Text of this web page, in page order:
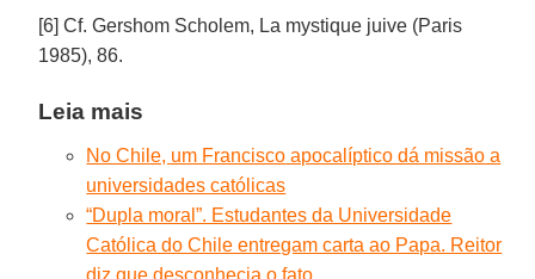
[6] Cf. Gershom Scholem, La mystique juive (Paris
1985), 86.
Leia mais
No Chile, um Francisco apocalíptico dá missão a
universidades católicas
“Dupla moral”. Estudantes da Universidade
Católica do Chile entregam carta ao Papa. Reitor
diz que desconhecia o fato